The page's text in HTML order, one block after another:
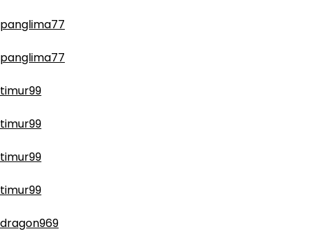
panglima77
panglima77
timur99
timur99
timur99
timur99
dragon969